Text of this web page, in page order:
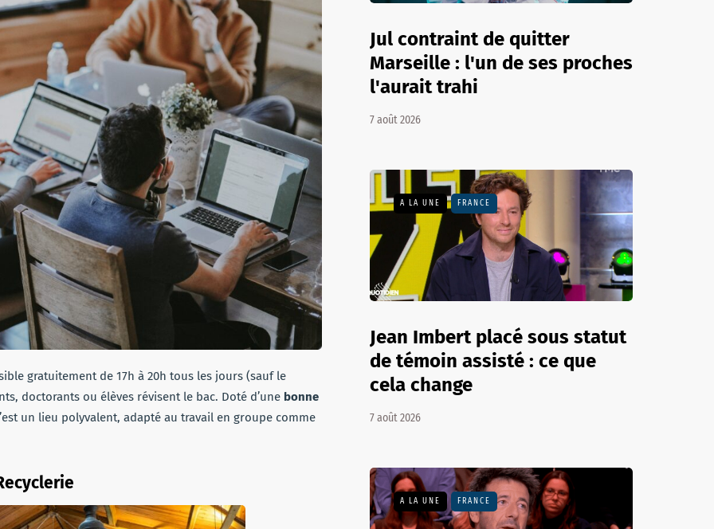
gratuitement de 17h à 20h tous les jours (sauf le
doctorants ou élèves révisent le bac. Doté d’une bonne
un lieu polyvalent, adapté au travail en groupe comme
Jul contraint de quitter
Marseille : l'un de ses proches
l'aurait trahi
7 août 2026
A LA UNE FRANCE
Jean Imbert placé sous statut
de témoin assisté : ce que
cela change
7 août 2026
A LA UNE FRANCE